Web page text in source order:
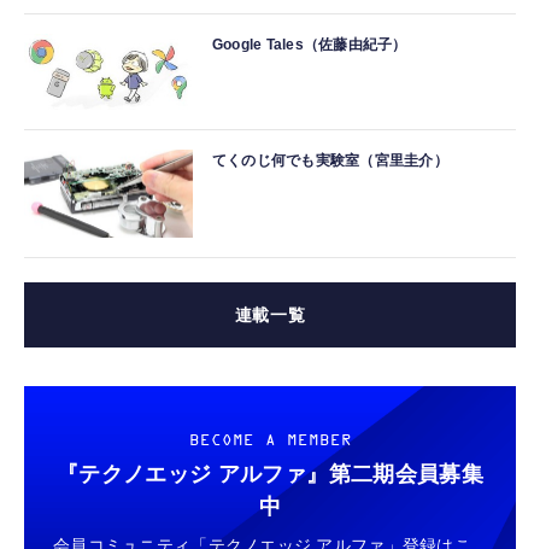
Google Tales（佐藤由紀子）
てくのじ何でも実験室（宮里圭介）
連載一覧
BECOME A MEMBER
『テクノエッジ アルファ』 第二期会員募集
中